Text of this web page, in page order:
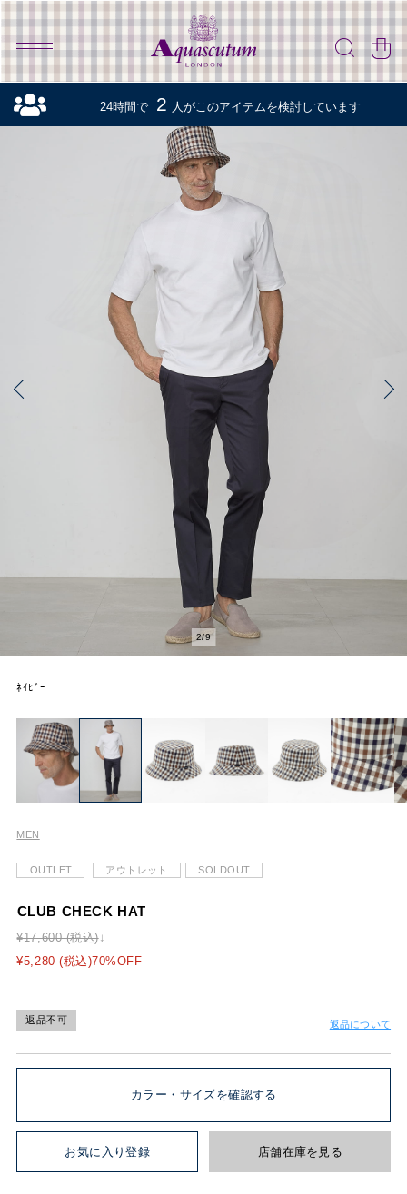
2/9
ﾈｲﾋﾞｰ
MEN
OUTLET アウトレット SOLDOUT
CLUB CHECK HAT
¥17,600 (税込)
¥5,280 (税込)70%OFF
返品不可 返品について
カラー・サイズを確認する
お気に入り登録 店舗在庫を見る
24時間で 2 人がこのアイテムを検討しています